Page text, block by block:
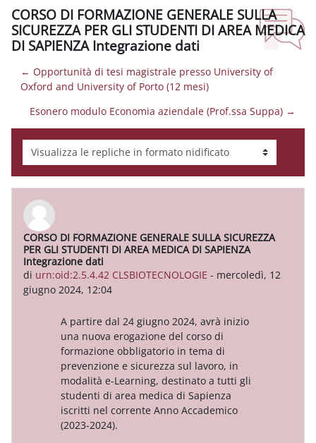
CORSO DI FORMAZIONE GENERALE SULLA
SICUREZZA PER GLI STUDENTI DI AREA MEDICA
DI SAPIENZA Integrazione dati
← Opportunità di tesi magistrale presso University of
Oxford and University of Porto (12 mesi)
Esonero modulo Economia aziendale (Prof.ssa Suppa) →
Modalità visualizzazione
CORSO DI FORMAZIONE GENERALE SULLA SICUREZZA
PER GLI STUDENTI DI AREA MEDICA DI SAPIENZA
Integrazione dati
di urn:oid:2.5.4.42 CLSBIOTECNOLOGIE - mercoledì, 12
giugno 2024, 12:04
Numero di risposte: 0
A partire dal 24 giugno 2024, avrà inizio
una nuova erogazione del corso di
formazione obbligatorio in tema di
prevenzione e sicurezza sul lavoro, in
modalità e-Learning, destinato a tutti gli
studenti di area medica di Sapienza
iscritti nel corrente Anno Accademico
(2023-2024).